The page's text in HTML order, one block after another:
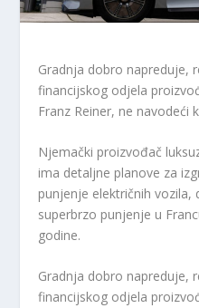
Gradnja dobro napreduje,
financijskog odjela
Franz Reiner, ne navodeći
Njemački proizvođač
ima detaljne planove za
punjenje električnih
superbrzo punjenje u
godine.
Gradnja dobro napreduje,
financijskog odjela